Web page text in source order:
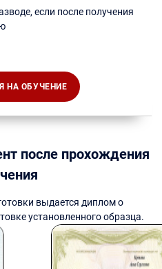
если после получения
НА ОБУЧЕНИЕ
после прохождения
выдается диплом о
установленного образца.